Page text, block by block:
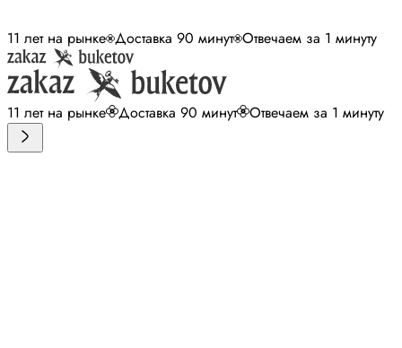
11 лет на рынке Доставка 90 минут Отвечаем за 1 минуту
11 лет на рынке Доставка 90 минут Отвечаем за 1 минуту